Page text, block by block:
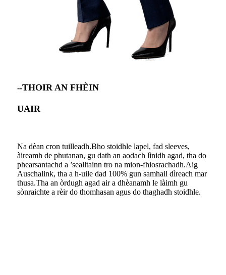
--THOIR AN FHÈIN
UAIR
Na dèan cron tuilleadh.Bho stoidhle lapel, fad sleeves,
àireamh de phutanan, gu dath an aodach lìnidh agad, tha do
phearsantachd a ’sealltainn tro na mion-fhiosrachadh.Aig
Auschalink, tha a h-uile dad 100% gun samhail dìreach mar
thusa.Tha an òrdugh agad air a dhèanamh le làimh gu
sònraichte a rèir do thomhasan agus do thaghadh stoidhle.